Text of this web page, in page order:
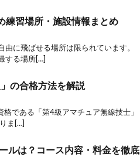
練習場所・施設情報まとめ
に飛ばせる場所は限られています。
する場所[…]
の合格方法を解説
である「第4級アマチュア無線技士」
ま[…]
ルは？コース内容・料金を徹底